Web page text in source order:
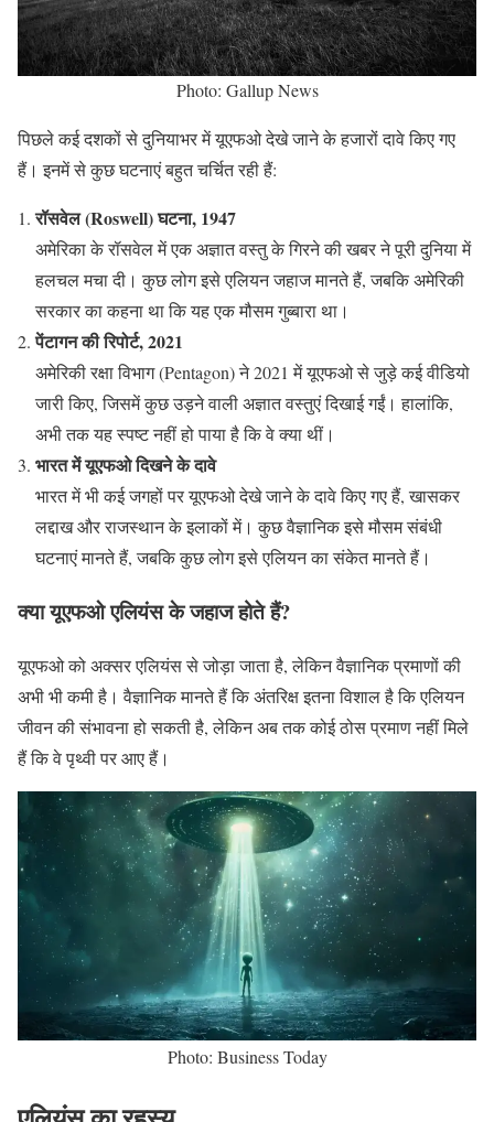
Photo: Gallup News
पिछले कई दशकों से दुनियाभर में यूएफओ देखे जाने के हजारों दावे किए गए
हैं। इनमें से कुछ घटनाएं बहुत चर्चित रही हैं:
रॉसवेल (Roswell) घटना, 1947
अमेरिका के रॉसवेल में एक अज्ञात वस्तु के गिरने की खबर ने पूरी दुनिया में
हलचल मचा दी। कुछ लोग इसे एलियन जहाज मानते हैं, जबकि अमेरिकी
सरकार का कहना था कि यह एक मौसम गुब्बारा था।
पेंटागन की रिपोर्ट, 2021
अमेरिकी रक्षा विभाग (Pentagon) ने 2021 में यूएफओ से जुड़े कई वीडियो
जारी किए, जिसमें कुछ उड़ने वाली अज्ञात वस्तुएं दिखाई गईं। हालांकि,
अभी तक यह स्पष्ट नहीं हो पाया है कि वे क्या थीं।
भारत में यूएफओ दिखने के दावे
भारत में भी कई जगहों पर यूएफओ देखे जाने के दावे किए गए हैं, खासकर
लद्दाख और राजस्थान के इलाकों में। कुछ वैज्ञानिक इसे मौसम संबंधी
घटनाएं मानते हैं, जबकि कुछ लोग इसे एलियन का संकेत मानते हैं।
क्या यूएफओ एलियंस के जहाज होते हैं?
यूएफओ को अक्सर एलियंस से जोड़ा जाता है, लेकिन वैज्ञानिक प्रमाणों की
अभी भी कमी है। वैज्ञानिक मानते हैं कि अंतरिक्ष इतना विशाल है कि एलियन
जीवन की संभावना हो सकती है, लेकिन अब तक कोई ठोस प्रमाण नहीं मिले
हैं कि वे पृथ्वी पर आए हैं।
Photo: Business Today